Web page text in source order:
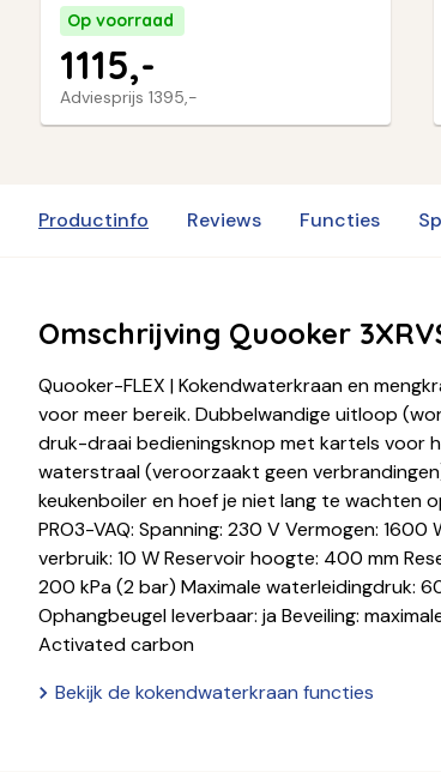
Op voorraad
Adviesprijs 1395,-
1115,-
Productinfo Reviews Functies
Omschrijving Quooker
Quooker-FLEX | Kokendwaterkraan en
voor meer bereik. Dubbelwandige uitloop
druk-draai bedieningsknop met kartels voor
waterstraal (veroorzaakt geen
keukenboiler en hoef je niet lang te wachten
PRO3-VAQ: Spanning: 230 V Vermogen:
verbruik: 10 W Reservoir hoogte: 400 mm
200 kPa (2 bar) Maximale waterleidingdruk:
Ophangbeugel leverbaar: ja Beveiling:
Activated carbon
Bekijk de kokendwaterkraan functies